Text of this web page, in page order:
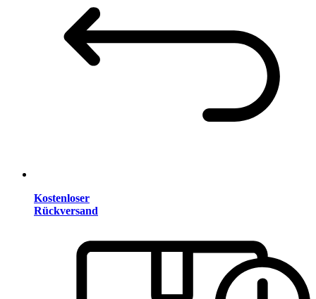
Kostenloser
Rückversand